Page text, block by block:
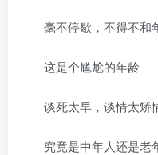
毫不停歇，不得不和
这是个尴尬的年龄
谈死太早，谈情太矫
究竟是中年人还是老